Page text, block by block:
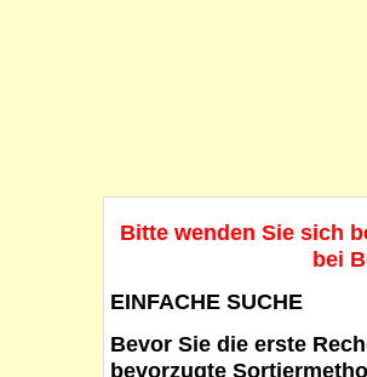
Bitte wenden Sie sich
bei
EINFACHE SUCHE
Bevor Sie die erste
bevorzugte